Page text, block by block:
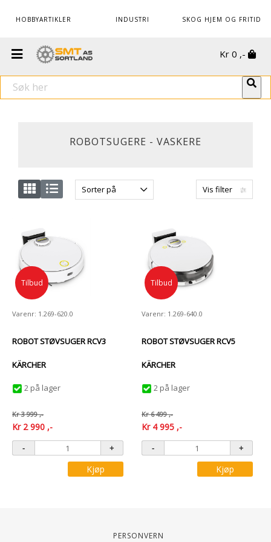
HOBBYARTIKLER INDUSTRI SKOG HJEM OG FRITID
Kr 0 ,-
ROBOTSUGERE - VASKERE
Vis filter
Sorter på
Tilbud
Varenr: 1.269-620.0
ROBOT STØVSUGER RCV3
KÄRCHER
2 på lager
Kr3 999,-
Kr 2 990 ,-
Kjøp
Tilbud
Varenr: 1.269-640.0
ROBOT STØVSUGER RCV5
KÄRCHER
2 på lager
Kr6 499,-
Kr 4 995 ,-
Kjøp
Personvern